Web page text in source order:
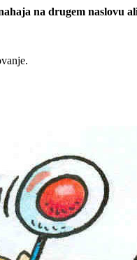
na drugem naslovu